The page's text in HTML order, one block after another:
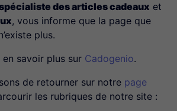
des articles cadeaux et
, vous informe que la page que
plus.
savoir plus sur Cadogenio.
de retourner sur notre page
les rubriques de notre site :